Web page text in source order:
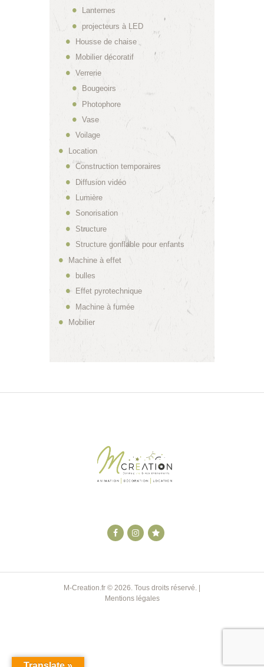
Lanternes
projecteurs à LED
Housse de chaise
Mobilier décoratif
Verrerie
Bougeoirs
Photophore
Vase
Voilage
Location
Construction temporaires
Diffusion vidéo
Lumière
Sonorisation
Structure
Structure gonflable pour enfants
Machine à effet
bulles
Effet pyrotechnique
Machine à fumée
Mobilier
M-Creation.fr © 2026. Tous droits réservé. |
Mentions légales